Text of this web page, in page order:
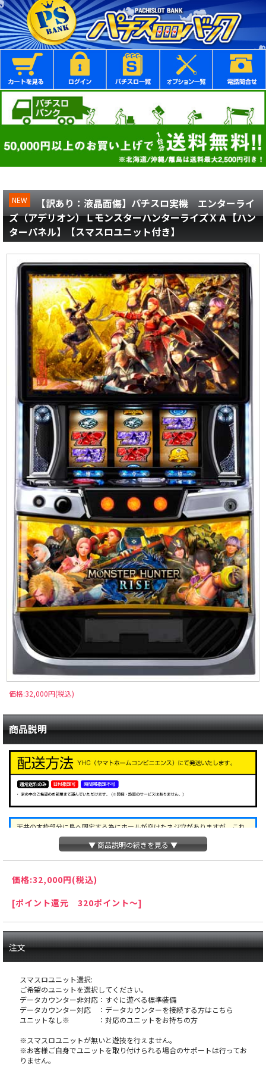
NEW
【訳あり：液晶面傷】パチスロ実機 エンターライ
ズ（アデリオン）ＬモンスターハンターライズＸＡ【ハン
ターパネル】【スマスロユニット付き】
価格:32,000円(税込)
商品説明
天井の木枠部分に島へ固定する為にホールが空けたネジ穴がありますが、これ
は修復できない部分ですので予めご了承下さい。
オプションに関するご注意
※スマスロユニットとは：コイン不要機のように実
機にクレジットを入れるための装置です。
▼ 商品説明の続きを見る ▼
価格:32,000円(税込)
[ポイント還元 320ポイント～]
注文
スマスロユニット選択:
ご希望のユニットを選択してください。
データカウンター非対応：すぐに遊べる標準装備
データカウンター対応 ：データカウンターを接続する方はこちら
ユニットなし※ ：対応のユニットをお持ちの方
※スマスロユニットが無いと遊技を行えません。
※お客様ご自身でユニットを取り付けられる場合のサポートは行ってお
りません。